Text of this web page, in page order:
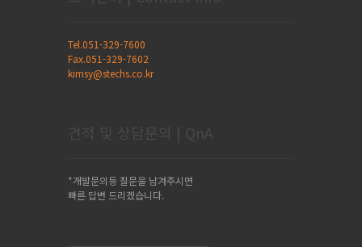
Tel.051-329-7600
Fax.051-329-7602
kimsy@stechs.co.kr
견적 및 상담문의 | QnA
*개발문의등 질문을 남겨주시면
빠른 답변 드리겠습니다.